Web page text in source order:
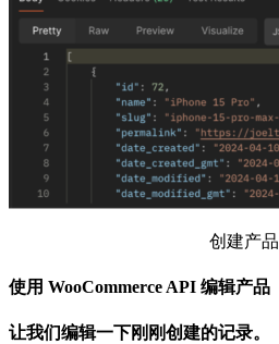
创建产品
使用 WooCommerce API 编辑产品
让我们编辑一下刚刚创建的记录。